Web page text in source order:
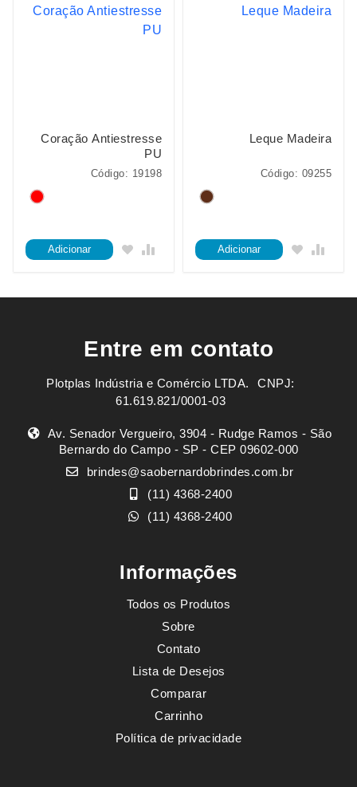
Coração Antiestresse
PU
Código: 19198
Adicionar
Leque Madeira
Código: 09255
Adicionar
Entre em contato
Plotplas Indústria e Comércio LTDA. ㅤㅤㅤ CNPJ:
61.619.821/0001-03
Av. Senador Vergueiro, 3904 - Rudge Ramos - São
Bernardo do Campo - SP - CEP 09602-000
brindes@saobernardobrindes.com.br
(11) 4368-2400
(11) 4368-2400
Informações
Todos os Produtos
Sobre
Contato
Lista de Desejos
Comparar
Carrinho
Política de privacidade